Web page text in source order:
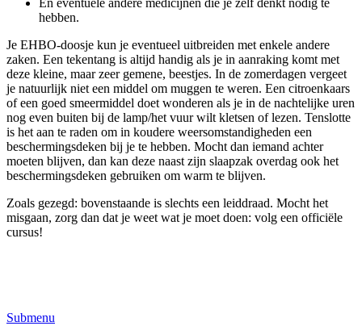
En eventuele andere medicijnen die je zelf denkt nodig te
hebben.
Je EHBO-doosje kun je eventueel uitbreiden met enkele andere
zaken. Een tekentang is altijd handig als je in aanraking komt met
deze kleine, maar zeer gemene, beestjes. In de zomerdagen vergeet
je natuurlijk niet een middel om muggen te weren. Een citroenkaars
of een goed smeermiddel doet wonderen als je in de nachtelijke uren
nog even buiten bij de lamp/het vuur wilt kletsen of lezen. Tenslotte
is het aan te raden om in koudere weersomstandigheden een
beschermingsdeken bij je te hebben. Mocht dan iemand achter
moeten blijven, dan kan deze naast zijn slaapzak overdag ook het
beschermingsdeken gebruiken om warm te blijven.
Zoals gezegd: bovenstaande is slechts een leiddraad. Mocht het
misgaan, zorg dan dat je weet wat je moet doen: volg een officiële
cursus!
Submenu